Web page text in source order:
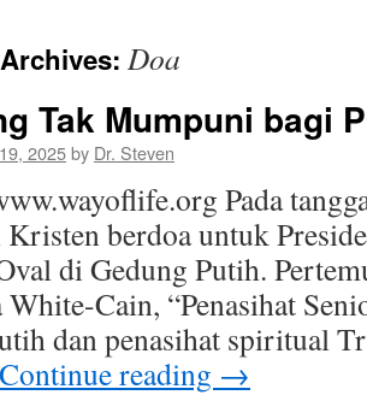
Doa
Tak Mumpuni bagi
2025by Dr. Steven
Pada
berdoa untuk
di Gedung Putih.
White-Cain, “Penasihat
dan penasihat spiritual
Continue reading →